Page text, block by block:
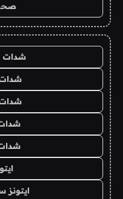
شدات
شدات
شدات